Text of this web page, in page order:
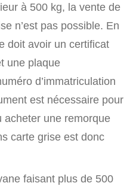
à 500 kg, la vente de
n’est pas possible. En
doit avoir un certificat
une plaque
d’immatriculation
est nécessaire pour
acheter une remorque
carte grise est donc
faisant plus de 500